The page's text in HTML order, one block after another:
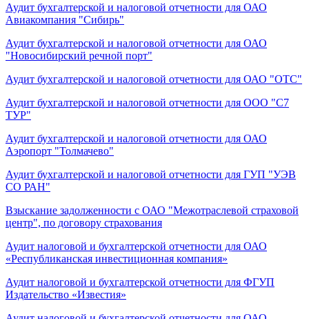
Аудит бухгалтерской и налоговой отчетности для ОАО
Авиакомпания "Сибирь"
Аудит бухгалтерской и налоговой отчетности для ОАО
"Новосибирский речной порт"
Аудит бухгалтерской и налоговой отчетности для ОАО "ОТС"
Аудит бухгалтерской и налоговой отчетности для ООО "С7
ТУР"
Аудит бухгалтерской и налоговой отчетности для ОАО
Аэропорт "Толмачево"
Аудит бухгалтерской и налоговой отчетности для ГУП "УЭВ
СО РАН"
Взыскание задолженности с ОАО "Межотраслевой страховой
центр", по договору страхования
Аудит налоговой и бухгалтерской отчетности для ОАО
«Республиканская инвестиционная компания»
Аудит налоговой и бухгалтерской отчетности для ФГУП
Издательство «Известия»